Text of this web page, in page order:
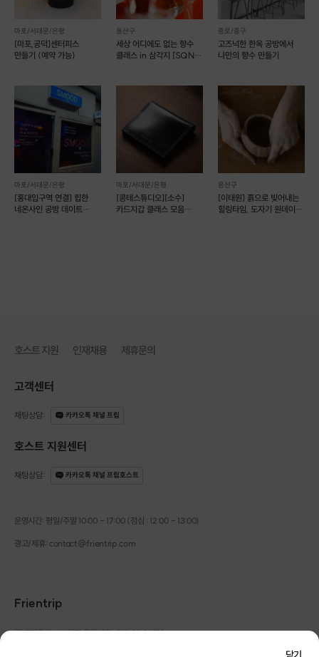
아래는 원데이클래스 수강생 분들께서
직접 만드신 굿즈입니다.
마포/서대문/은평
[마포,공덕]센터피스
만들기 (예약 가능)
용산구
세상 어디에도 없는 향수
클래스 in 삼각지 [SQNC
종로/중구
고즈넉한 한옥 공방에서
나만의 향수 만들기
마포/서대문/은평
[홍대입구역 연결] 힙한
네온사인 공방 데이트
마포/서대문/은평
[콩테스튜디오][소수]
카드지갑 클래스 모음
용산구
[이태원] 흙으로 빚어내는
힐링타임, 도자기 원데이
호스트 지원 인재채용 제휴문의
고객센터
채팅상담: 카카오톡 채널 프립
호스트 지원센터
채팅상담: 카카오톡 채널 프립호스트
운영시간: 평일/주말 10:00 - 17:00 (점심 : 12:00 - 13:00)
광고/제휴: contact@frientrip.com
Frientrip
㈜프렌트립 | 사업자 등록번호 : 261-81-04385